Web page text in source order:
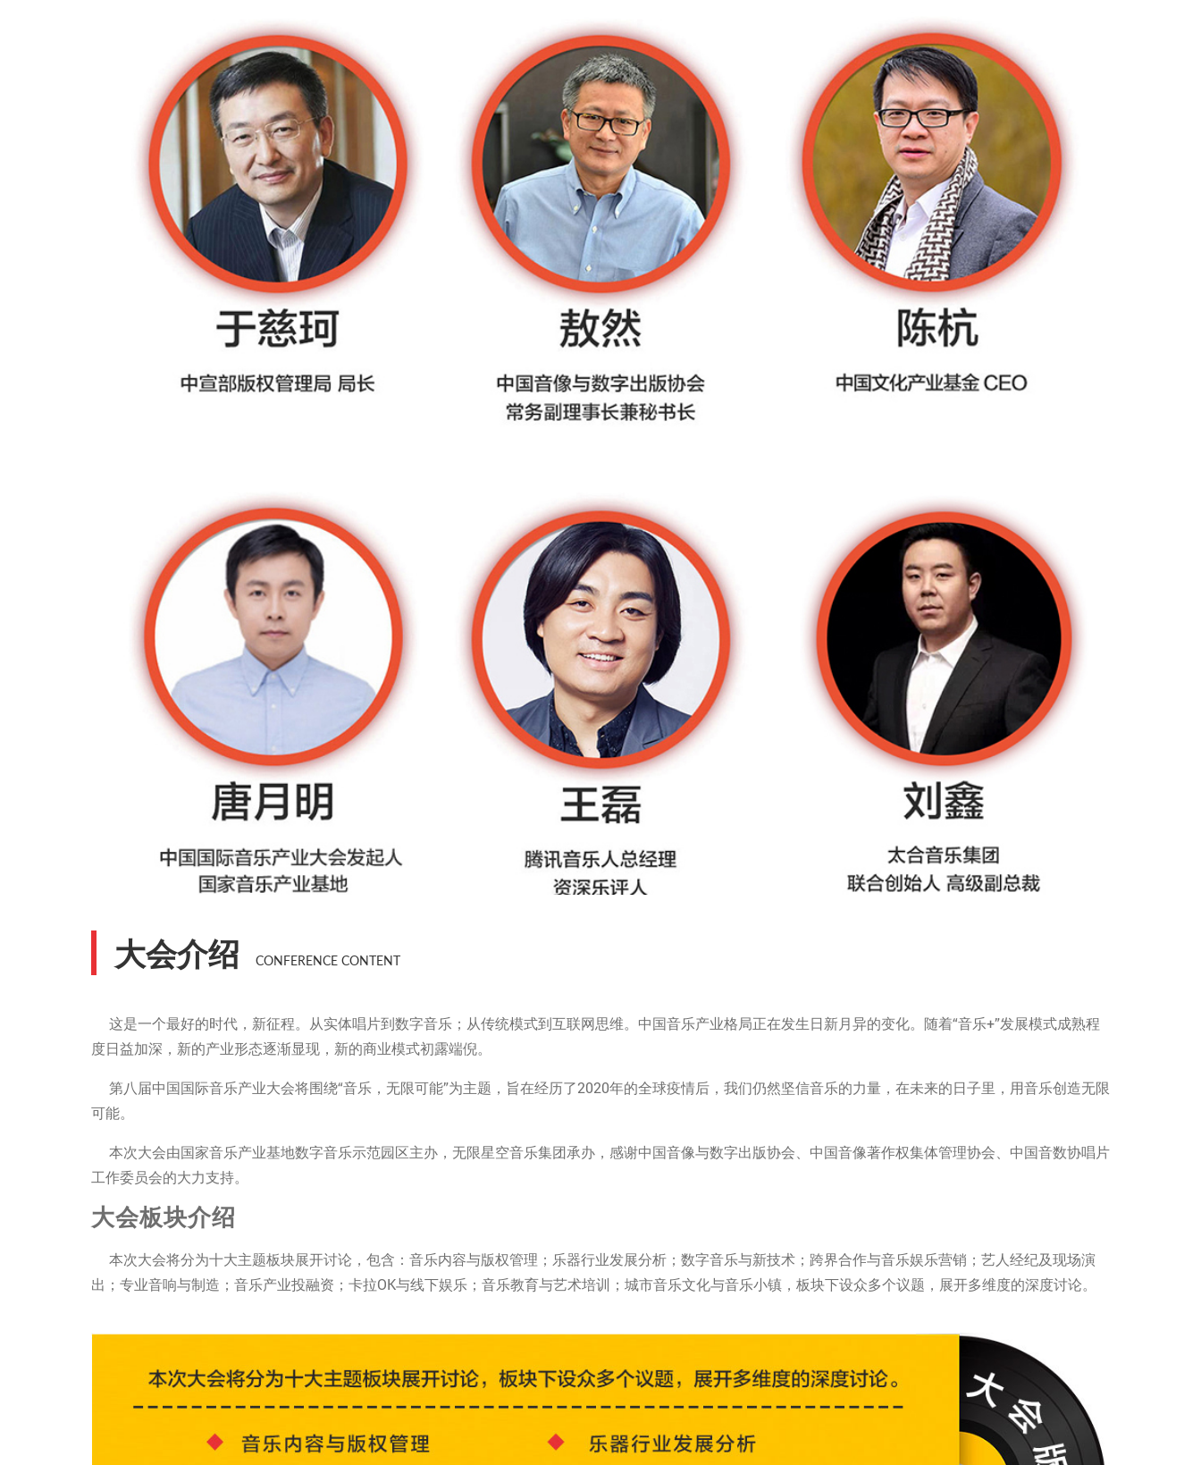
大会介绍 CONFERENCE CONTENT
这是一个最好的时代，新征程。从实体唱片到数字音乐；从传统模式到互联网思维。中国音乐产业格局正在发生日新月异的变化。随着“音乐+”发展模式成熟程
度日益加深，新的产业形态逐渐显现，新的商业模式初露端倪。
第八届中国国际音乐产业大会将围绕“音乐，无限可能”为主题，旨在经历了2020年的全球疫情后，我们仍然坚信音乐的力量，在未来的日子里，用音乐创造无限
可能。
本次大会由国家音乐产业基地数字音乐示范园区主办，无限星空音乐集团承办，感谢中国音像与数字出版协会、中国音像著作权集体管理协会、中国音数协唱片
工作委员会的大力支持。
大会板块介绍
本次大会将分为十大主题板块展开讨论，包含：音乐内容与版权管理；乐器行业发展分析；数字音乐与新技术；跨界合作与音乐娱乐营销；艺人经纪及现场演
出；专业音响与制造；音乐产业投融资；卡拉OK与线下娱乐；音乐教育与艺术培训；城市音乐文化与音乐小镇，板块下设众多个议题，展开多维度的深度讨论。